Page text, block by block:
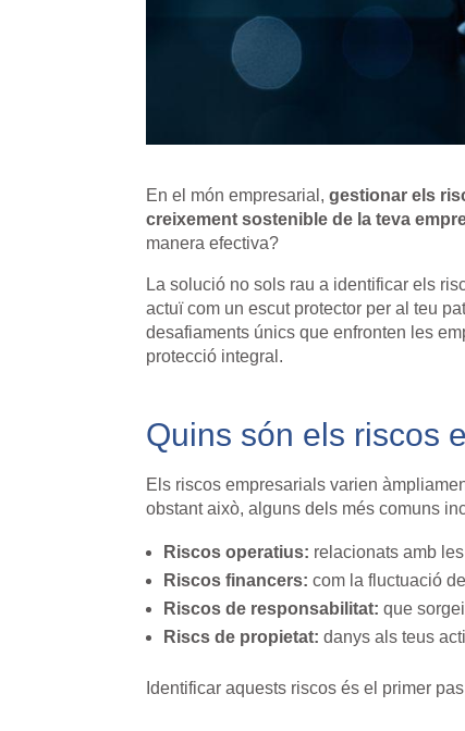
En el món empresarial,gestionar els
creixement sostenible de la teva
manera efectiva?
La solució no sols rau a identificar els
actuï com un escut protector per al teu
desafiaments únics que enfronten les
protecció integral.
Quins són els riscos
Els riscos empresarials varien
obstant això, alguns dels més comuns
Riscos operatius: relacionats amb
Riscos financers: com la fluctuació
Riscos de responsabilitat: que
Riscs de propietat: danys als teus
Identificar aquests riscos és el primer